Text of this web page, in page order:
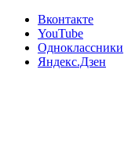
Вконтакте
YouTube
Одноклассники
Яндекс.Дзен